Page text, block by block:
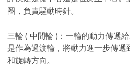
圈，負責驅動時針。
三輪 ( 中間輪 )：一輪的動力傳遞
是作為過渡輪，將動力進一步傳遞
和旋轉方向。